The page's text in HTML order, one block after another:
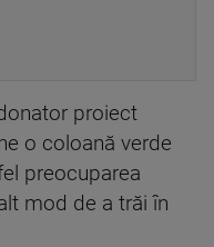
proiect
o coloană verde
preocuparea
mod de a trăi în